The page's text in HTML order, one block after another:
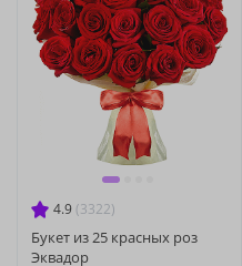
4.9 (3322)
Букет из 25 красных роз
Эквадор